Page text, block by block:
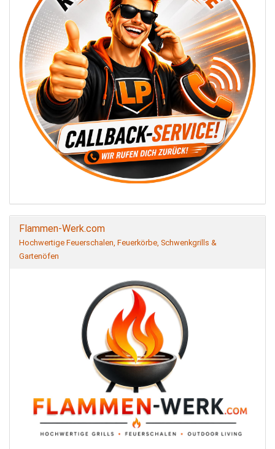
Flammen-Werk.com
Hochwertige Feuerschalen, Feuerkörbe, Schwenkgrills &
Gartenöfen